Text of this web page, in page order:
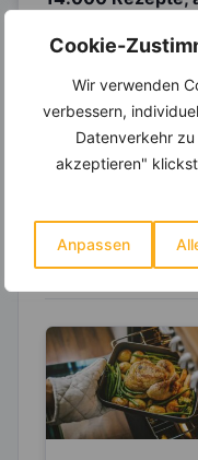
Cookie-
Wir verwenden
verbessern,
Datenverkehr zu
akzeptieren"
Anpassen
Einkaufsliste
Entdecke dieinvikoo-
um Deine Ernährung
Erfahre
dieses